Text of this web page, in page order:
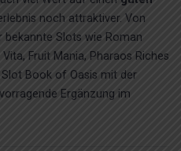
noch attraktiver. Von
Slots wie Roman
Fruit Mania, Pharaos Riches
Book of Oasis mit der
Ergänzung im